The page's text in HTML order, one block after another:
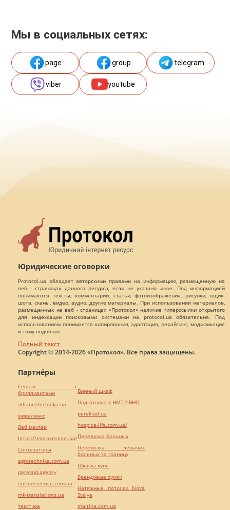
Мы в социальных сетях:
page group telegram
viber youtube
Юридические оговорки
Protocol.ua обладает авторскими правами на информацию, размещенную на
веб - страницах данного ресурса, если не указано иное. Под информацией
понимаются тексты, комментарии, статьи, фотоизображения, рисунки, ящик-
шота, сканы, видео, аудио, другие материалы. При использовании материалов,
размещенных на веб - страницах «Протокол» наличие гиперссылки открытого
для индексации поисковыми системами на protocol.ua обязательна. Под
использованием понимается копирования, адаптация, рерайтинг, модификация
и тому подобное.
Полный текст
Copyright © 2014-2026 «Протокол». Все права защищены.
Партнёры
Серьги с
бриллиантами
alliancetechnika.ua
миралинкс
Веб мастер
https://motokosmos.ua/
Синтезаторы
agrotechnika.com.ua
perevod.agency
europeservice.com.ua
mk-translations.ua
текст юа
Винный шкаф
Подготовка к НМТ / ВНО
pereklad.ua
hospice-life.com.ua/
Перевозка больных
Перевозка лежачих
больных за границу
Шкафы купе
Брендовые сумки
Натяжные потолки Nova
Stelya
maltina.com.ua